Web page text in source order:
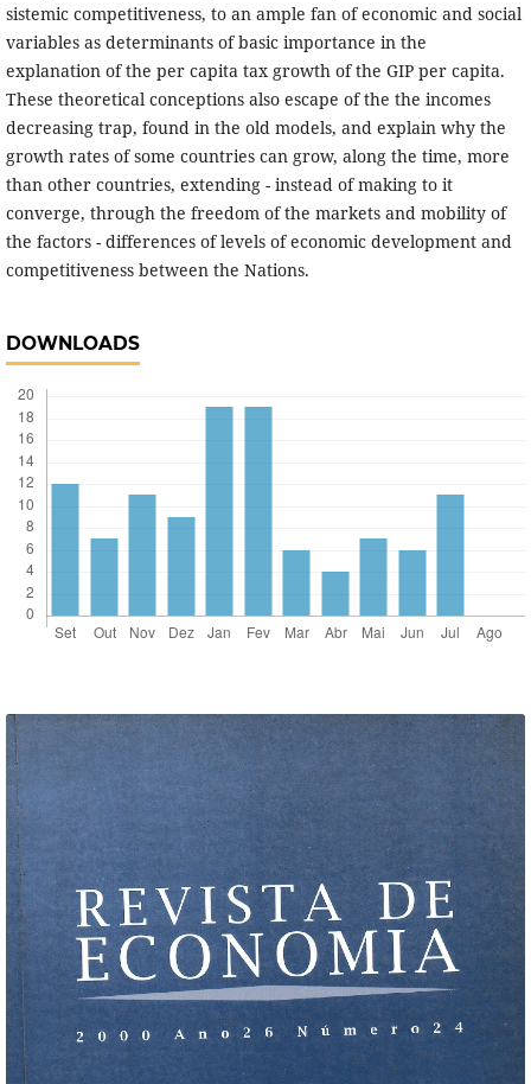
sistemic competitiveness, to an ample fan of economic and social
variables as determinants of basic importance in the
explanation of the per capita tax growth of the GIP per capita.
These theoretical conceptions also escape of the the incomes
decreasing trap, found in the old models, and explain why the
growth rates of some countries can grow, along the time, more
than other countries, extending - instead of making to it
converge, through the freedom of the markets and mobility of
the factors - differences of levels of economic development and
competitiveness between the Nations.
DOWNLOADS